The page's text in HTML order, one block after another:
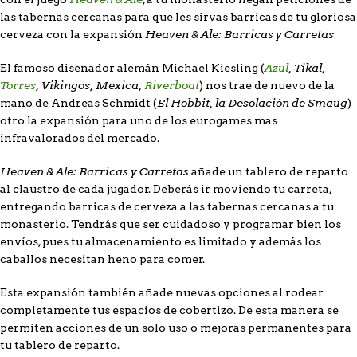
las tabernas cercanas para que les sirvas barricas de tu gloriosa
cerveza con la expansión Heaven & Ale: Barricas y Carretas
El famoso diseñador alemán Michael Kiesling (Azul, Tikal,
Torres , Vikingos, Mexica, Riverboat) nos trae de nuevo de la
mano de Andreas Schmidt (El Hobbit, la Desolación de Smaug)
otro la expansión para uno de los eurogames mas
infravalorados del mercado.
Heaven & Ale: Barricas y Carretasañade un tablero de reparto
al claustro de cada jugador. Deberás ir moviendo tu carreta,
entregando barricas de cerveza a las tabernas cercanas a tu
monasterio. Tendrás que ser cuidadoso y programar bien los
envíos, pues tu almacenamiento es limitado y además los
caballos necesitan heno para comer.
Esta expansión también añade nuevas opciones al rodear
completamente tus espacios de cobertizo. De esta manera se
permiten acciones de un solo uso o mejoras permanentes para
tu tablero de reparto.